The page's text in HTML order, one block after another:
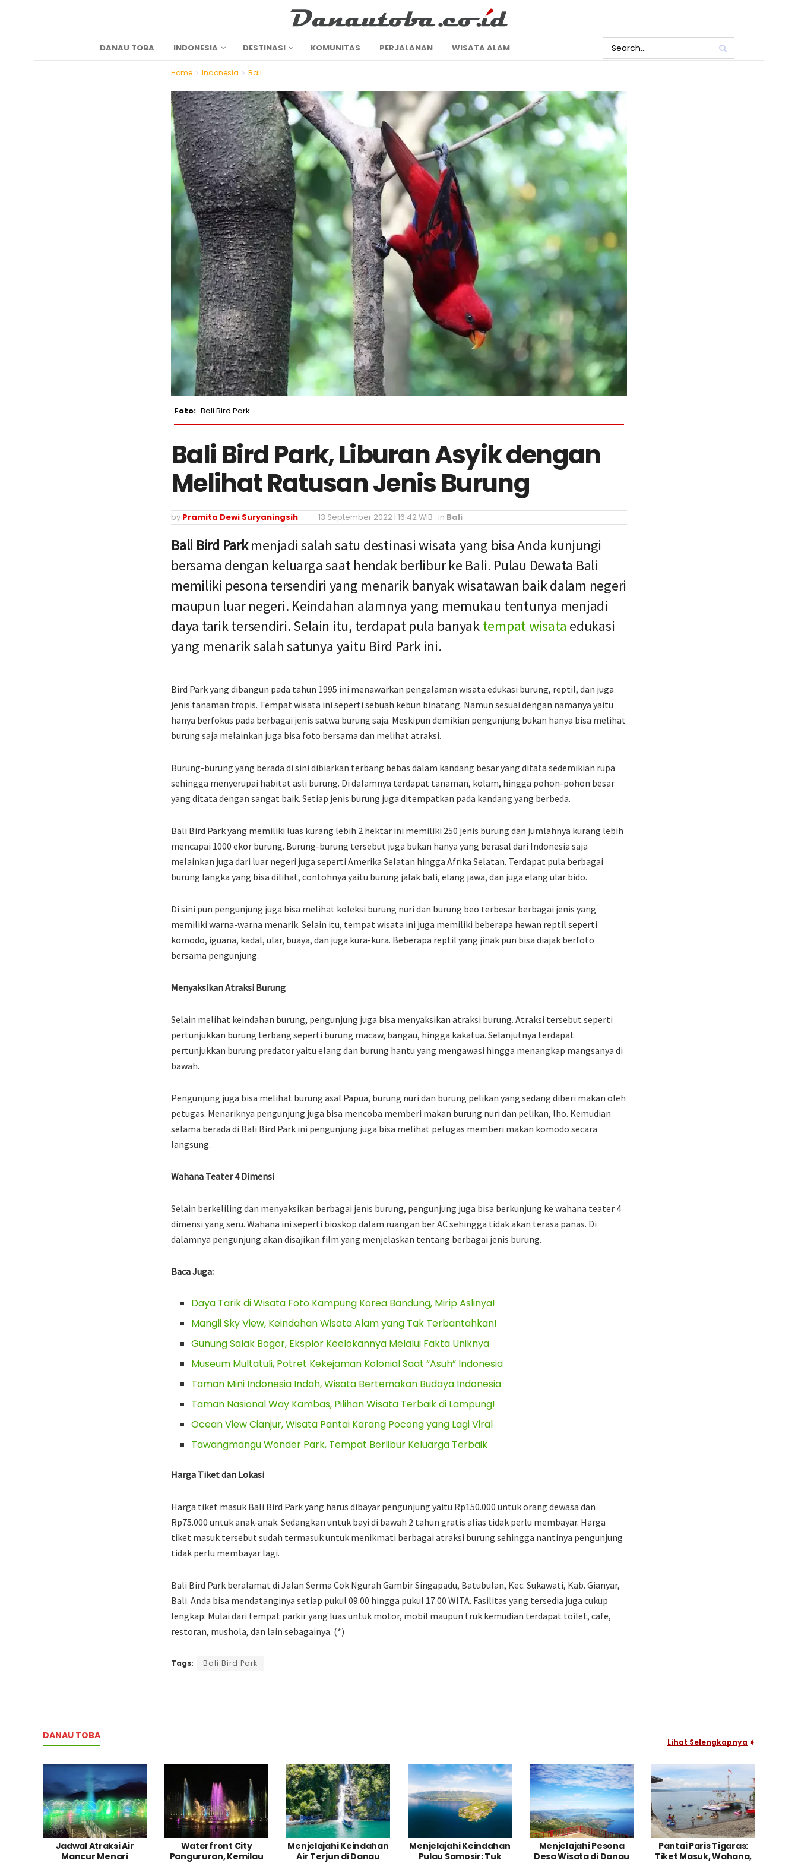
DANAU TOBA INDONESIA DESTINASI KOMUNITAS PERJALANAN WISATA ALAM
Home Indonesia Bali
Bali Bird Park
Bali Bird Park, Liburan Asyik dengan
Melihat Ratusan Jenis Burung
by Pramita Dewi Suryaningsih 13 September 2022 | 16:42 WIB in Bali
Bali Bird Parkmenjadi salah satu destinasi wisata yang bisa Anda kunjungi
bersama dengan keluarga saat hendak berlibur ke Bali. Pulau Dewata Bali
memiliki pesona tersendiri yang menarik banyak wisatawan baik dalam negeri
maupun luar negeri. Keindahan alamnya yang memukau tentunya menjadi
daya tarik tersendiri. Selain itu, terdapat pula banyaktempat wisata edukasi
yang menarik salah satunya yaitu Bird Park ini.
Bird Park yang dibangun pada tahun 1995 ini menawarkan pengalaman wisata edukasi burung, reptil, dan juga
jenis tanaman tropis. Tempat wisata ini seperti sebuah kebun binatang. Namun sesuai dengan namanya yaitu
hanya berfokus pada berbagai jenis satwa burung saja. Meskipun demikian pengunjung bukan hanya bisa melihat
burung saja melainkan juga bisa foto bersama dan melihat atraksi.
Burung-burung yang berada di sini dibiarkan terbang bebas dalam kandang besar yang ditata sedemikian rupa
sehingga menyerupai habitat asli burung. Di dalamnya terdapat tanaman, kolam, hingga pohon-pohon besar
yang ditata dengan sangat baik. Setiap jenis burung juga ditempatkan pada kandang yang berbeda.
Bali Bird Park yang memiliki luas kurang lebih 2 hektar ini memiliki 250 jenis burung dan jumlahnya kurang lebih
mencapai 1000 ekor burung. Burung-burung tersebut juga bukan hanya yang berasal dari Indonesia saja
melainkan juga dari luar negeri juga seperti Amerika Selatan hingga Afrika Selatan. Terdapat pula berbagai
burung langka yang bisa dilihat, contohnya yaitu burung jalak bali, elang jawa, dan juga elang ular bido.
Di sini pun pengunjung juga bisa melihat koleksi burung nuri dan burung beo terbesar berbagai jenis yang
memiliki warna-warna menarik. Selain itu, tempat wisata ini juga memiliki beberapa hewan reptil seperti
komodo, iguana, kadal, ular, buaya, dan juga kura-kura. Beberapa reptil yang jinak pun bisa diajak berfoto
bersama pengunjung.
Menyaksikan Atraksi Burung
Selain melihat keindahan burung, pengunjung juga bisa menyaksikan atraksi burung. Atraksi tersebut seperti
pertunjukkan burung terbang seperti burung macaw, bangau, hingga kakatua. Selanjutnya terdapat
pertunjukkan burung predator yaitu elang dan burung hantu yang mengawasi hingga menangkap mangsanya di
bawah.
Pengunjung juga bisa melihat burung asal Papua, burung nuri dan burung pelikan yang sedang diberi makan oleh
petugas. Menariknya pengunjung juga bisa mencoba memberi makan burung nuri dan pelikan, lho. Kemudian
selama berada di Bali Bird Park ini pengunjung juga bisa melihat petugas memberi makan komodo secara
langsung.
Wahana Teater 4 Dimensi
Selain berkeliling dan menyaksikan berbagai jenis burung, pengunjung juga bisa berkunjung ke wahana teater 4
dimensi yang seru. Wahana ini seperti bioskop dalam ruangan ber AC sehingga tidak akan terasa panas. Di
dalamnya pengunjung akan disajikan film yang menjelaskan tentang berbagai jenis burung.
Baca Juga:
Daya Tarik di Wisata Foto Kampung Korea Bandung, Mirip Aslinya!
Mangli Sky View, Keindahan Wisata Alam yang Tak Terbantahkan!
Gunung Salak Bogor, Eksplor Keelokannya Melalui Fakta Uniknya
Museum Multatuli, Potret Kekejaman Kolonial Saat “Asuh” Indonesia
Taman Mini Indonesia Indah, Wisata Bertemakan Budaya Indonesia
Taman Nasional Way Kambas, Pilihan Wisata Terbaik di Lampung!
Ocean View Cianjur, Wisata Pantai Karang Pocong yang Lagi Viral
Tawangmangu Wonder Park, Tempat Berlibur Keluarga Terbaik
Harga Tiket dan Lokasi
Harga tiket masuk Bali Bird Park yang harus dibayar pengunjung yaitu Rp150.000 untuk orang dewasa dan
Rp75.000 untuk anak-anak. Sedangkan untuk bayi di bawah 2 tahun gratis alias tidak perlu membayar. Harga
tiket masuk tersebut sudah termasuk untuk menikmati berbagai atraksi burung sehingga nantinya pengunjung
tidak perlu membayar lagi.
Bali Bird Park beralamat di Jalan Serma Cok Ngurah Gambir Singapadu, Batubulan, Kec. Sukawati, Kab. Gianyar,
Bali. Anda bisa mendatanginya setiap pukul 09.00 hingga pukul 17.00 WITA. Fasilitas yang tersedia juga cukup
lengkap. Mulai dari tempat parkir yang luas untuk motor, mobil maupun truk kemudian terdapat toilet, cafe,
restoran, mushola, dan lain sebagainya. (*)
Tags: Bali Bird Park
DANAU TOBA
Lihat Selengkapnya ➧
Jadwal Atraksi Air
Mancur Menari
Waterfront City
Pangururan, Kemilau
Menjelajahi Keindahan
Air Terjun di Danau
Menjelajahi Keindahan
Pulau Samosir: Tuk
Menjelajahi Pesona
Desa Wisata di Danau
Pantai Paris Tigaras:
Tiket Masuk, Wahana,